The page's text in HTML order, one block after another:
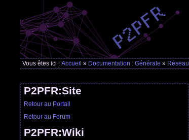
Vous êtes ici :Accueil » Documentation : Générale » Réseau
P2PFR:Site
Retour au Portail
Retour au Forum
P2PFR:Wiki